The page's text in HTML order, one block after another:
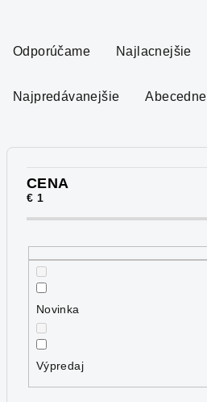
Odporúčame Najlacnejšie
Najpredávanejšie Abecedne
CENA
€ 1
Novinka
Výpredaj